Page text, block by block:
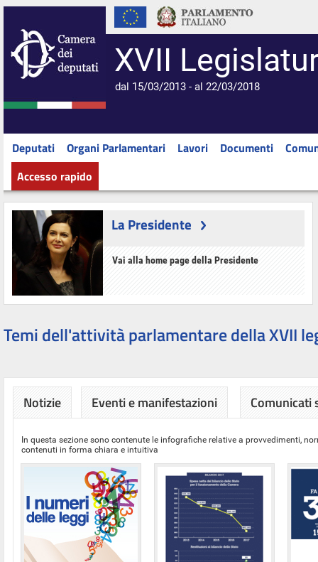
XVII
dal 15/03/2013 - al 22/03/2018
Deputati Organi Parlamentari Lavori Documenti
Accesso rapido
La Presidente
Vai alla home page della Presidente
Temi dell'attività parlamentare della XVII
Notizie Eventi e manifestazioni Comunicati
In questa sezione sono contenute le infografiche relative a provvedimenti,
contenuti in forma chiara e intuitiva